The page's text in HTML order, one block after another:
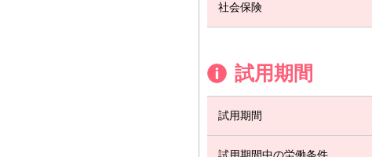
社会保険
試用期間
試用期間